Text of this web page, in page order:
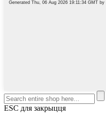
ESC для закрыцця